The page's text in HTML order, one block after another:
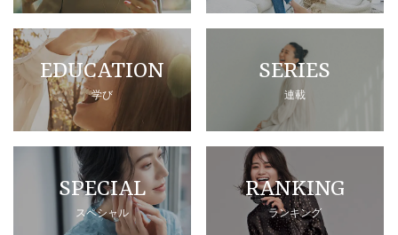
EDUCATION
学び
SERIES
連載
SPECIAL
スペシャル
RANKING
ランキング